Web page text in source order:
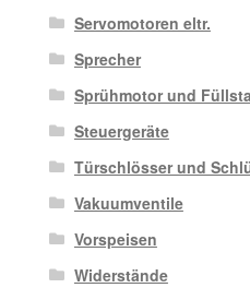
Servomotoren eltr.
Sprecher
Sprühmotor und
Steuergeräte
Türschlösser und
Vakuumventile
Vorspeisen
Widerstände